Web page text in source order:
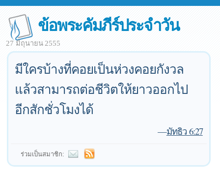
ข้อพระคัมภีร์ประจำวัน
27 มิถุนายน 2555
มีใครบ้างที่คอยเป็นห่วงคอยกังวล
แล้วสามารถต่อชีวิตให้ยาวออกไป
อีกสักชั่วโมงได้
—มัทธิว 6:27
ร่วมเป็นสมาชิก: